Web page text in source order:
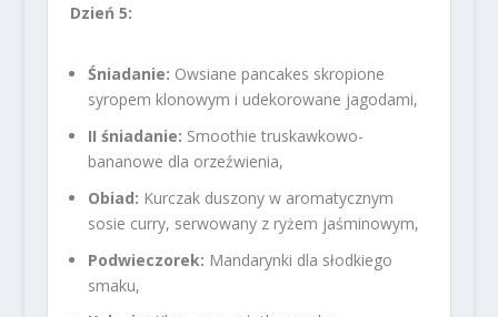
Dzień 5:
Śniadanie: Owsiane pancakes skropione
syropem klonowym i udekorowane jagodami,
II śniadanie: Smoothie truskawkowo-
bananowe dla orzeźwienia,
Obiad: Kurczak duszony w aromatycznym
sosie curry, serwowany z ryżem jaśminowym,
Podwieczorek: Mandarynki dla słodkiego
smaku,